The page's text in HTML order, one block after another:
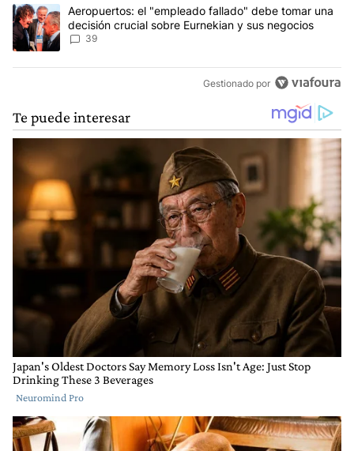
Un artículo de tendencia con el título "Aeropuertos: el
Aeropuertos: el "empleado fallado" debe tomar una
decisión crucial sobre Eurnekian y sus negocios
39
Gestionado por